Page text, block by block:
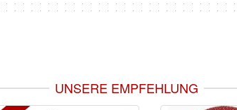
UNSERE EMPFEHLUNG